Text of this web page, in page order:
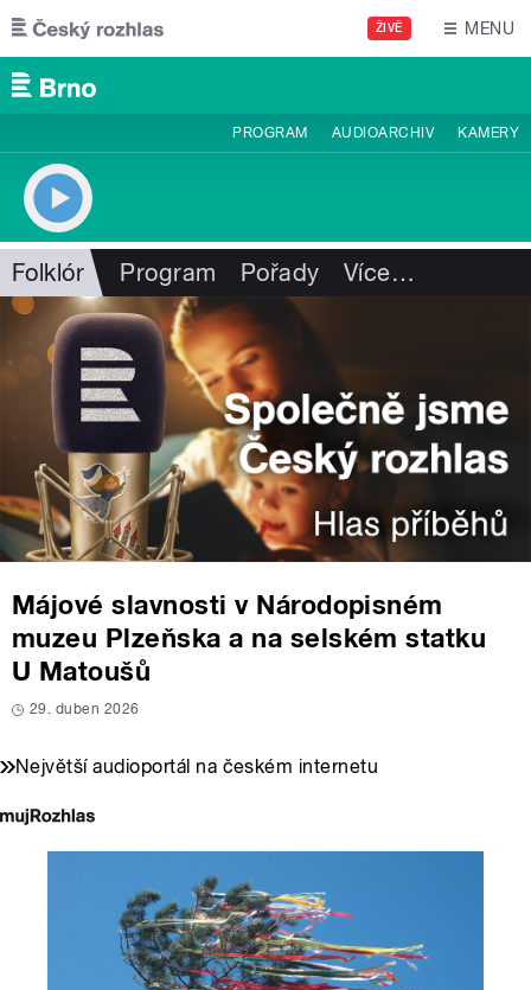
Přejít k hlavnímu obsahu
ŽIVĚ MENU
PROGRAM AUDIOARCHIV KAMERY
Folklór Program Pořady Více…
Májové slavnosti v Národopisném
muzeu Plzeňska a na selském statku
U Matoušů
29. duben 2026
Největší audioportál na českém internetu